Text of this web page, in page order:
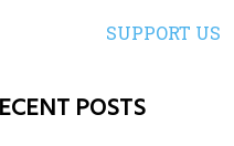
SUPPORT US
POSTS